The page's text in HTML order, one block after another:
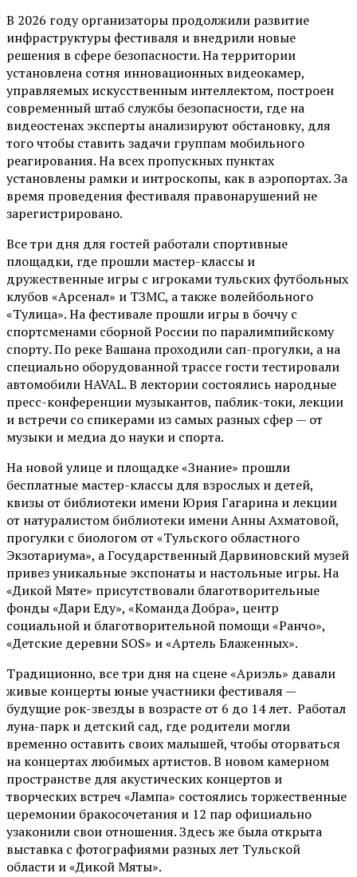
В 2026 году организаторы продолжили развитие
инфраструктуры фестиваля и внедрили новые
решения в сфере безопасности. На территории
установлена сотня инновационных видеокамер,
управляемых искусственным интеллектом, построен
современный штаб службы безопасности, где на
видеостенах эксперты анализируют обстановку, для
того чтобы ставить задачи группам мобильного
реагирования. На всех пропускных пунктах
установлены рамки и интроскопы, как в аэропортах. За
время проведения фестиваля правонарушений не
зарегистрировано.
Все три дня для гостей работали спортивные
площадки, где прошли мастер-классы и
дружественные игры с игроками тульских футбольных
клубов «Арсенал» и ТЗМС, а также волейбольного
«Тулица». На фестивале прошли игры в боччу с
спортсменами сборной России по паралимпийскому
спорту. По реке Вашана проходили сап-прогулки, а на
специально оборудованной трассе гости тестировали
автомобили HAVAL. В лектории состоялись народные
пресс-конференции музыкантов, паблик-токи, лекции
и встречи со спикерами из самых разных сфер — от
музыки и медиа до науки и спорта.
На новой улице и площадке «Знание» прошли
бесплатные мастер-классы для взрослых и детей,
квизы от библиотеки имени Юрия Гагарина и лекции
от натуралистом библиотеки имени Анны Ахматовой,
прогулки с биологом от «Тульского областного
Экзотариума», а Государственный Дарвиновский музей
привез уникальные экспонаты и настольные игры. На
«Дикой Мяте» присутствовали благотворительные
фонды «Дари Еду», «Команда Добра», центр
социальной и благотворительной помощи «Ранчо»,
«Детские деревни SOS» и «Артель Блаженных».
Традиционно, все три дня на сцене«Ариэль» давали
живые концерты юные участники фестиваля —
будущие рок-звезды в возрасте от 6 до 14 лет. Работал
луна-парк и детский сад, где родители могли
временно оставить своих малышей, чтобы оторваться
на концертах любимых артистов. В новом камерном
пространстве для акустических концертов и
творческих встреч «Лампа» состоялись торжественные
церемонии бракосочетания и 12 пар официально
узаконили свои отношения. Здесь же была открыта
выставка с фотографиями разных лет Тульской
области и «Дикой Мяты».